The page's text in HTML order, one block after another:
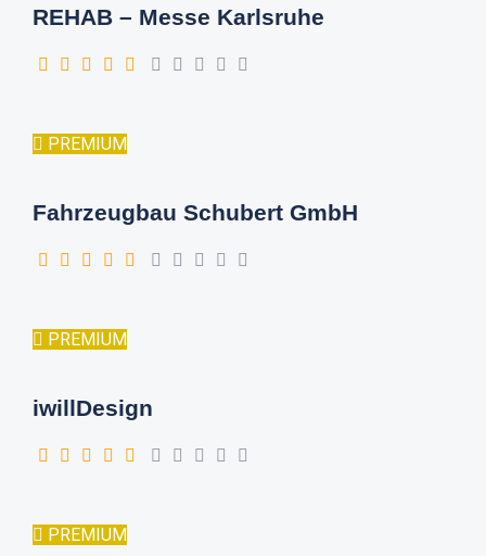
REHAB – Messe Karlsruhe
PREMIUM
Fahrzeugbau Schubert GmbH
PREMIUM
iwillDesign
PREMIUM